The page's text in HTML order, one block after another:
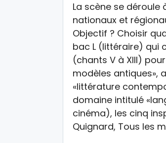
La scène se
nationaux et
Objectif ? Choisir
bac L (littéraire) qui
(chants V à XIII)
modèles antiques»,
«littérature
domaine intitulé
cinéma), les cinq
Quignard, Tous les